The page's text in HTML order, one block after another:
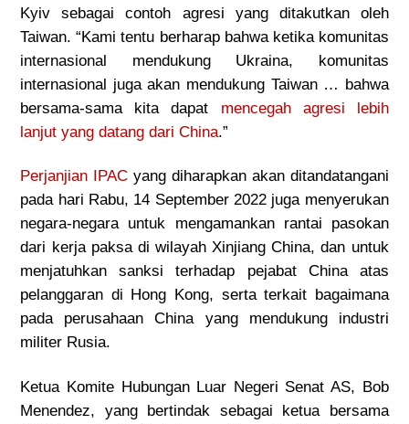
Kyiv sebagai contoh agresi yang ditakutkan oleh
Taiwan. “Kami tentu berharap bahwa ketika komunitas
internasional mendukung Ukraina, komunitas
internasional juga akan mendukung Taiwan … bahwa
bersama-sama kita dapat mencegah agresi lebih
lanjut yang datang dari China.”
Perjanjian IPAC yang diharapkan akan ditandatangani
pada hari Rabu, 14 September 2022 juga menyerukan
negara-negara untuk mengamankan rantai pasokan
dari kerja paksa di wilayah Xinjiang China, dan untuk
menjatuhkan sanksi terhadap pejabat China atas
pelanggaran di Hong Kong, serta terkait bagaimana
pada perusahaan China yang mendukung industri
militer Rusia.
Ketua Komite Hubungan Luar Negeri Senat AS, Bob
Menendez, yang bertindak sebagai ketua bersama